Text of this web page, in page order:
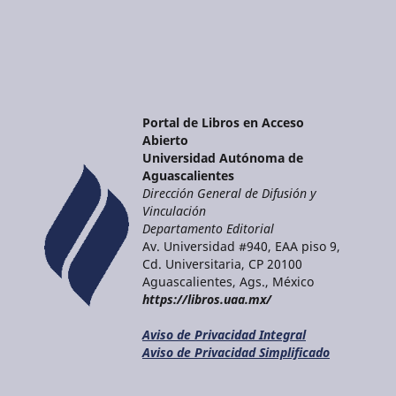
Portal de Libros en Acceso
Abierto
Universidad Autónoma de
Aguascalientes
Dirección General de Difusión y
Vinculación
Departamento Editorial
Av. Universidad #940, EAA piso 9,
Cd. Universitaria, CP 20100
Aguascalientes, Ags., México
https://libros.uaa.mx/
Aviso de Privacidad Integral
Aviso de Privacidad Simplificado